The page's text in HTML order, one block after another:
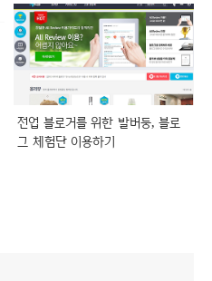
전업 블로거를 위한 발버둥, 블로
그 체험단 이용하기